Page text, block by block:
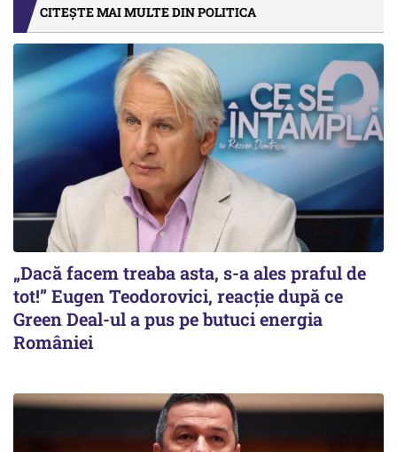
CITEȘTE MAI MULTE DIN POLITICA
„Dacă facem treaba asta, s-a ales praful de
tot!” Eugen Teodorovici, reacție după ce
Green Deal-ul a pus pe butuci energia
României